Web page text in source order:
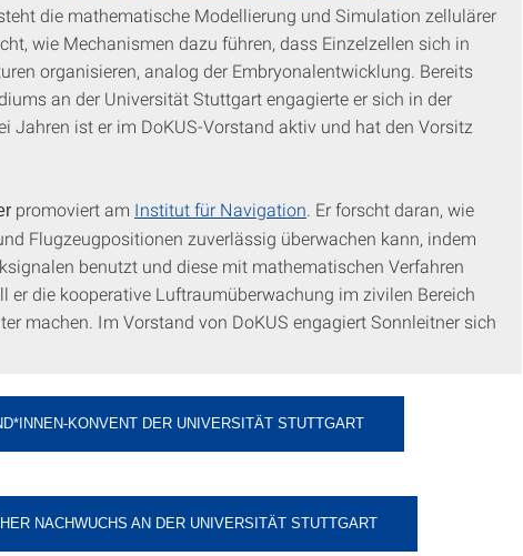
die mathematische Modellierung und Simulation zellulärer
wie Mechanismen dazu führen, dass Einzelzellen sich in
organisieren, analog der Embryonalentwicklung. Bereits
an der Universität Stuttgart engagierte er sich in der
Jahren ist er im DoKUS-Vorstand aktiv und hat den Vorsitz
promoviert am Institut für Navigation. Er forscht daran, wie
Flugzeugpositionen zuverlässig überwachen kann, indem
benutzt und diese mit mathematischen Verfahren
er die kooperative Luftraumüberwachung im zivilen Bereich
machen. Im Vorstand von DoKUS engagiert Sonnleitner sich
KONVENT DER UNIVERSITÄT STUTTGART
NACHWUCHS AN DER UNIVERSITÄT STUTTGART